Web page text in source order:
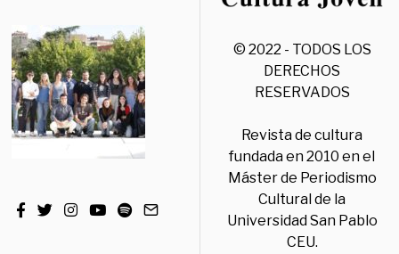
© 2022 - TODOS LOS
DERECHOS
RESERVADOS
Revista de cultura
fundada en 2010 en el
Máster de Periodismo
Cultural de la
Universidad San Pablo
CEU.